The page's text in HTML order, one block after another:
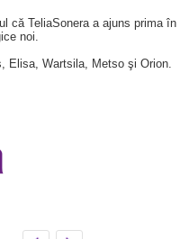
că TeliaSonera a ajuns prima
noi.
Elisa, Wartsila, Metso şi Orion.